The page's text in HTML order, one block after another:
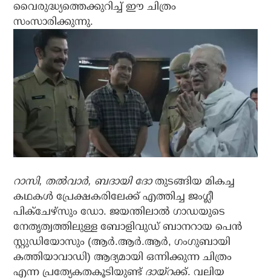
വൈരുദ്ധ്യത്തെക്കുറിച്ച് ഈ ചിത്രം
സംസാരിക്കുന്നു.
റാസി, തല്‍വാര്‍, ബദായി ദോതുടങ്ങിയ മികച്ച
കഥകള്‍ പ്രേക്ഷകരിലേക്ക് എത്തിച്ച ജംഗ്ലീ
പിക്ചേഴ്സും ഡോ. ജയന്തിലാല്‍ ഗാഡയുടെ
നേതൃത്വത്തിലുള്ള ബോളിവുഡ് ബാനറായ പെന്‍
സ്റ്റുഡിയോസും (ആര്‍.ആര്‍.ആര്‍, ഗംഗുബായി
കത്തിയാവാഡി) ആദ്യമായി ഒന്നിക്കുന്ന ചിത്രം
എന്ന പ്രത്യേകതകൂടിയുണ്ട് ദായ്‌റക്ക്. വലിയ